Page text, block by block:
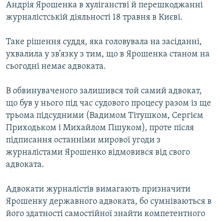
Андрія Ярошенка в хуліганстві й перешкоджанні
журналістській діяльності 18 травня в Києві.
Таке рішення суддя, яка головувала на засіданні,
ухвалила у зв’язку з тим, що в Ярошенка станом на
сьогодні немає адвоката.
В обвинуваченого залишився той самий адвокат,
що був у нього під час судового процесу разом із ще
трьома підсудними (Вадимом Тітушком, Сергієм
Приходьком і Михайлом Пшуком), проте після
підписання останніми мирової угоди з
журналістами Ярошенко відмовився від свого
адвоката.
Адвокати журналістів вимагають призначити
Ярошенку державного адвоката, бо сумніваються в
його здатності самостійної знайти компетентного